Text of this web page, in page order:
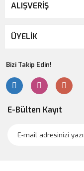
ALIŞVERİŞ
ÜYELİK
Bizi Takip Edin!
E-Bülten Kayıt